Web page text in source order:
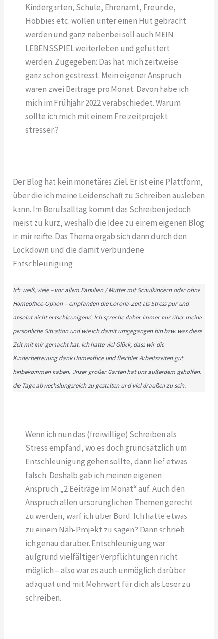
Kindergarten, Schule, Ehrenamt, Freunde,
Hobbies etc. wollen unter einen Hut gebracht
werden und ganz nebenbei soll auch MEIN
LEBENSSPIEL weiterleben und gefüttert
werden. Zugegeben: Das hat mich zeitweise
ganz schön gestresst. Mein eigener Anspruch
waren zwei Beiträge pro Monat. Davon habe ich
mich im Frühjahr 2022 verabschiedet. Warum
sollte ich mich mit einem Freizeitprojekt
stressen?
Der Blog hat kein monetäres Ziel. Er ist eine Plattform,
über die ich meine Leidenschaft zu Schreiben ausleben
kann. Im Berufsalltag kommt das Schreiben jedoch
meist zu kurz, weshalb die Idee zu einem eigenen Blog
in mir reifte. Das Thema ergab sich dann durch den
Lockdown und die damit verbundene
Entschleunigung.
Ich weiß, viele – vor allem Familien / Mütter mit Schulkindern oder ohne
Homeoffice-Option – empfanden die Corona-Zeit als Stress pur und
absolut nicht entschleunigend. Ich spreche daher immer nur über meine
persönliche Situation und wie ich damit umgegangen bin bzw. was diese
Zeit mit mir gemacht hat. Ich hatte viel Glück, dass wir die
Kinderbetreuung dank Homeoffice und flexibler Arbeitszeiten gut
hinbekommen haben. Unser großer Garten hat uns außerdem geholfen,
die Tage abwechslungsreich zu gestalten und viel draußen zu sein.
Wenn ich nun das (freiwillige) Schreiben als
Stress empfand, wo es doch grundsätzlich um
Entschleunigung gehen sollte, dann lief etwas
falsch. Deshalb gab ich meinen eigenen
Anspruch „2 Beiträge im Monat“ auf. Auch den
Anspruch allen ursprünglichen Themen gerecht
zu werden, warf ich über Bord. Ich hatte etwas
zu einem Näh-Projekt zu sagen? Dann schrieb
ich genau darüber. Entschleunigung war
aufgrund vielfältiger Verpflichtungen nicht
möglich – also war es auch unmöglich darüber
adäquat und mit Mehrwert für dich als Leser zu
schreiben.